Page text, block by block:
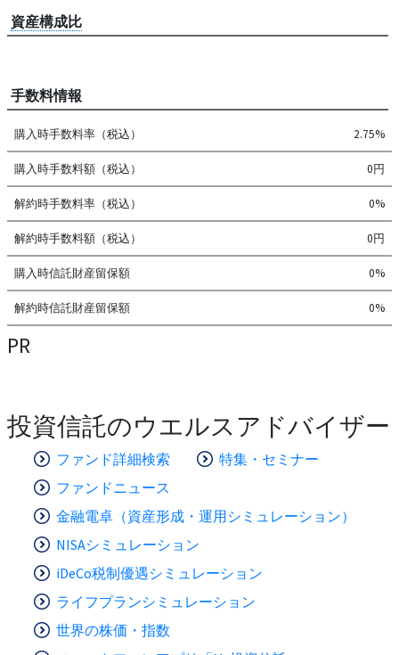
資産構成比
手数料情報
購入時手数料率（税込） 2.75%
購入時手数料額（税込） 0円
解約時手数料率（税込） 0%
解約時手数料額（税込） 0円
購入時信託財産留保額 0%
解約時信託財産留保額 0%
PR
投資信託のウエルスアドバイザー
ファンド詳細検索
特集・セミナー
ファンドニュース
金融電卓（資産形成・運用シミュレーション）
NISAシミュレーション
iDeCo税制優遇シミュレーション
ライフプランシミュレーション
世界の株価・指数